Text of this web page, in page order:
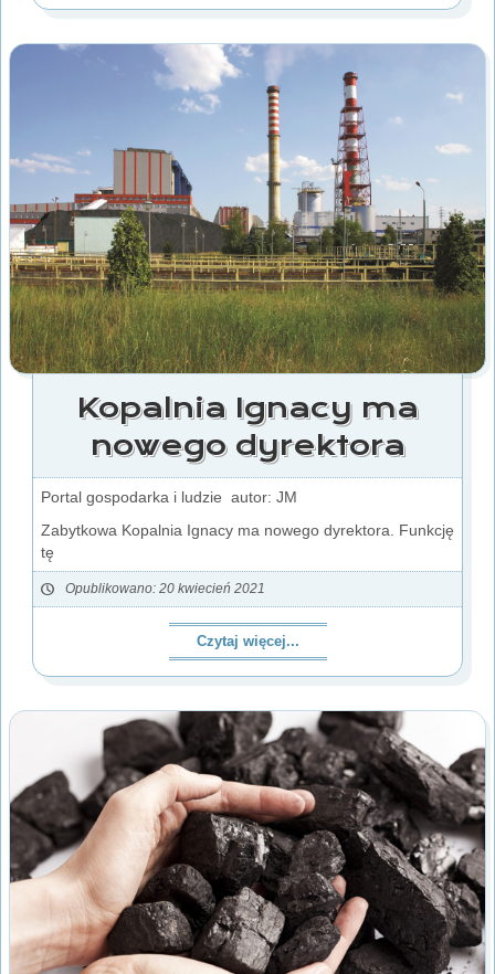
Kopalnia Ignacy ma
nowego dyrektora
Portal gospodarka i ludzie autor: JM
Zabytkowa Kopalnia Ignacy ma nowego dyrektora. Funkcję
tę
Opublikowano: 20 kwiecień 2021
Czytaj więcej...